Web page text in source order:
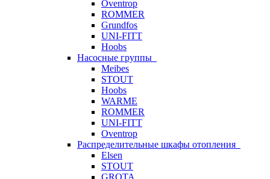
Oventrop
ROMMER
Grundfos
UNI-FITT
Hoobs
Насосные группы
Meibes
STOUT
Hoobs
WARME
ROMMER
UNI-FITT
Oventrop
Распределительные шкафы отопления
Elsen
STOUT
GROTA